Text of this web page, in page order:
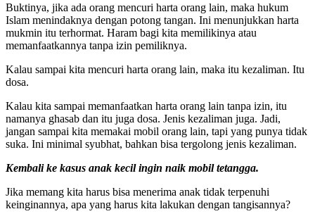
Buktinya, jika ada orang mencuri harta orang lain, maka hukum
Islam menindaknya dengan potong tangan. Ini menunjukkan harta
mukmin itu terhormat. Haram bagi kita memilikinya atau
memanfaatkannya tanpa izin pemiliknya.
Kalau sampai kita mencuri harta orang lain, maka itu kezaliman. Itu
dosa.
Kalau kita sampai memanfaatkan harta orang lain tanpa izin, itu
namanya ghasab dan itu juga dosa. Jenis kezaliman juga. Jadi,
jangan sampai kita memakai mobil orang lain, tapi yang punya tidak
suka. Ini minimal syubhat, bahkan bisa tergolong jenis kezaliman.
Kembali ke kasus anak kecil ingin naik mobil tetangga.
Jika memang kita harus bisa menerima anak tidak terpenuhi
keinginannya, apa yang harus kita lakukan dengan tangisannya?